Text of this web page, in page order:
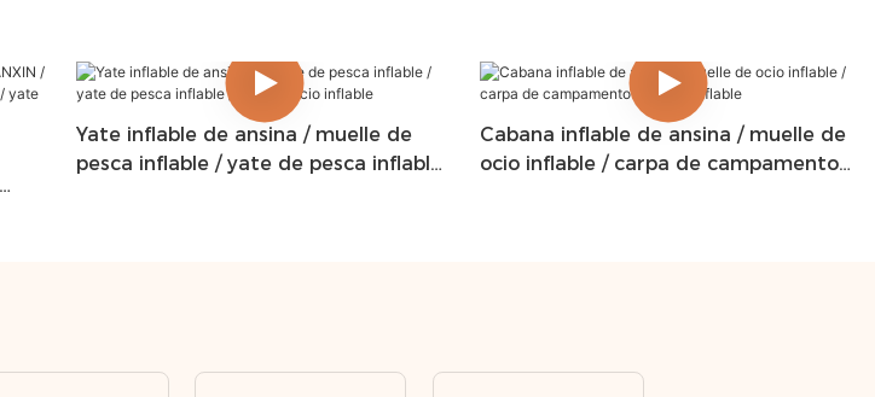
Yate inflable de ansina / muelle de
pesca inflable / yate de pesca inflable
Cabana inflable de ansina / muelle de
ocio inflable / carpa de campamento